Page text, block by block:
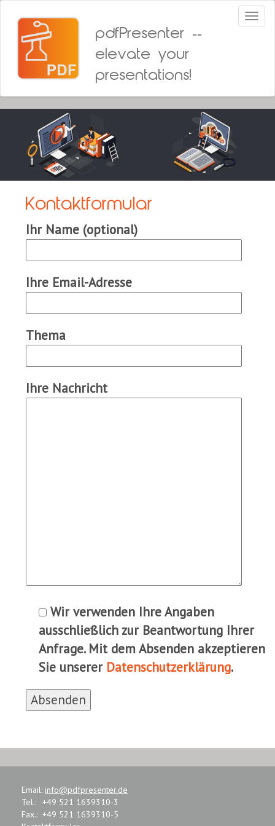
pdfPresenter --
elevate your
presentations!
Kontaktformular
Ihr Name (optional)
Ihre Email-Adresse
Thema
Ihre Nachricht
Wir verwenden Ihre Angaben
ausschließlich zur Beantwortung Ihrer
Anfrage. Mit dem Absenden akzeptieren
Sie unserer Datenschutzerklärung.
Email: info@pdfpresenter.de
Tel.: +49 521 1639310-3
Fax.: +49 521 1639310-5